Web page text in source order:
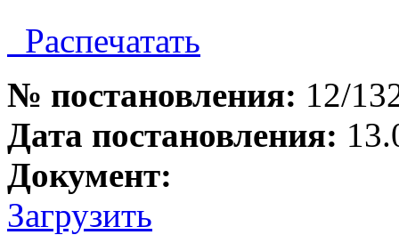
Распечатать
№ постановления: 12/
Дата постановления:
Документ:
Загрузить